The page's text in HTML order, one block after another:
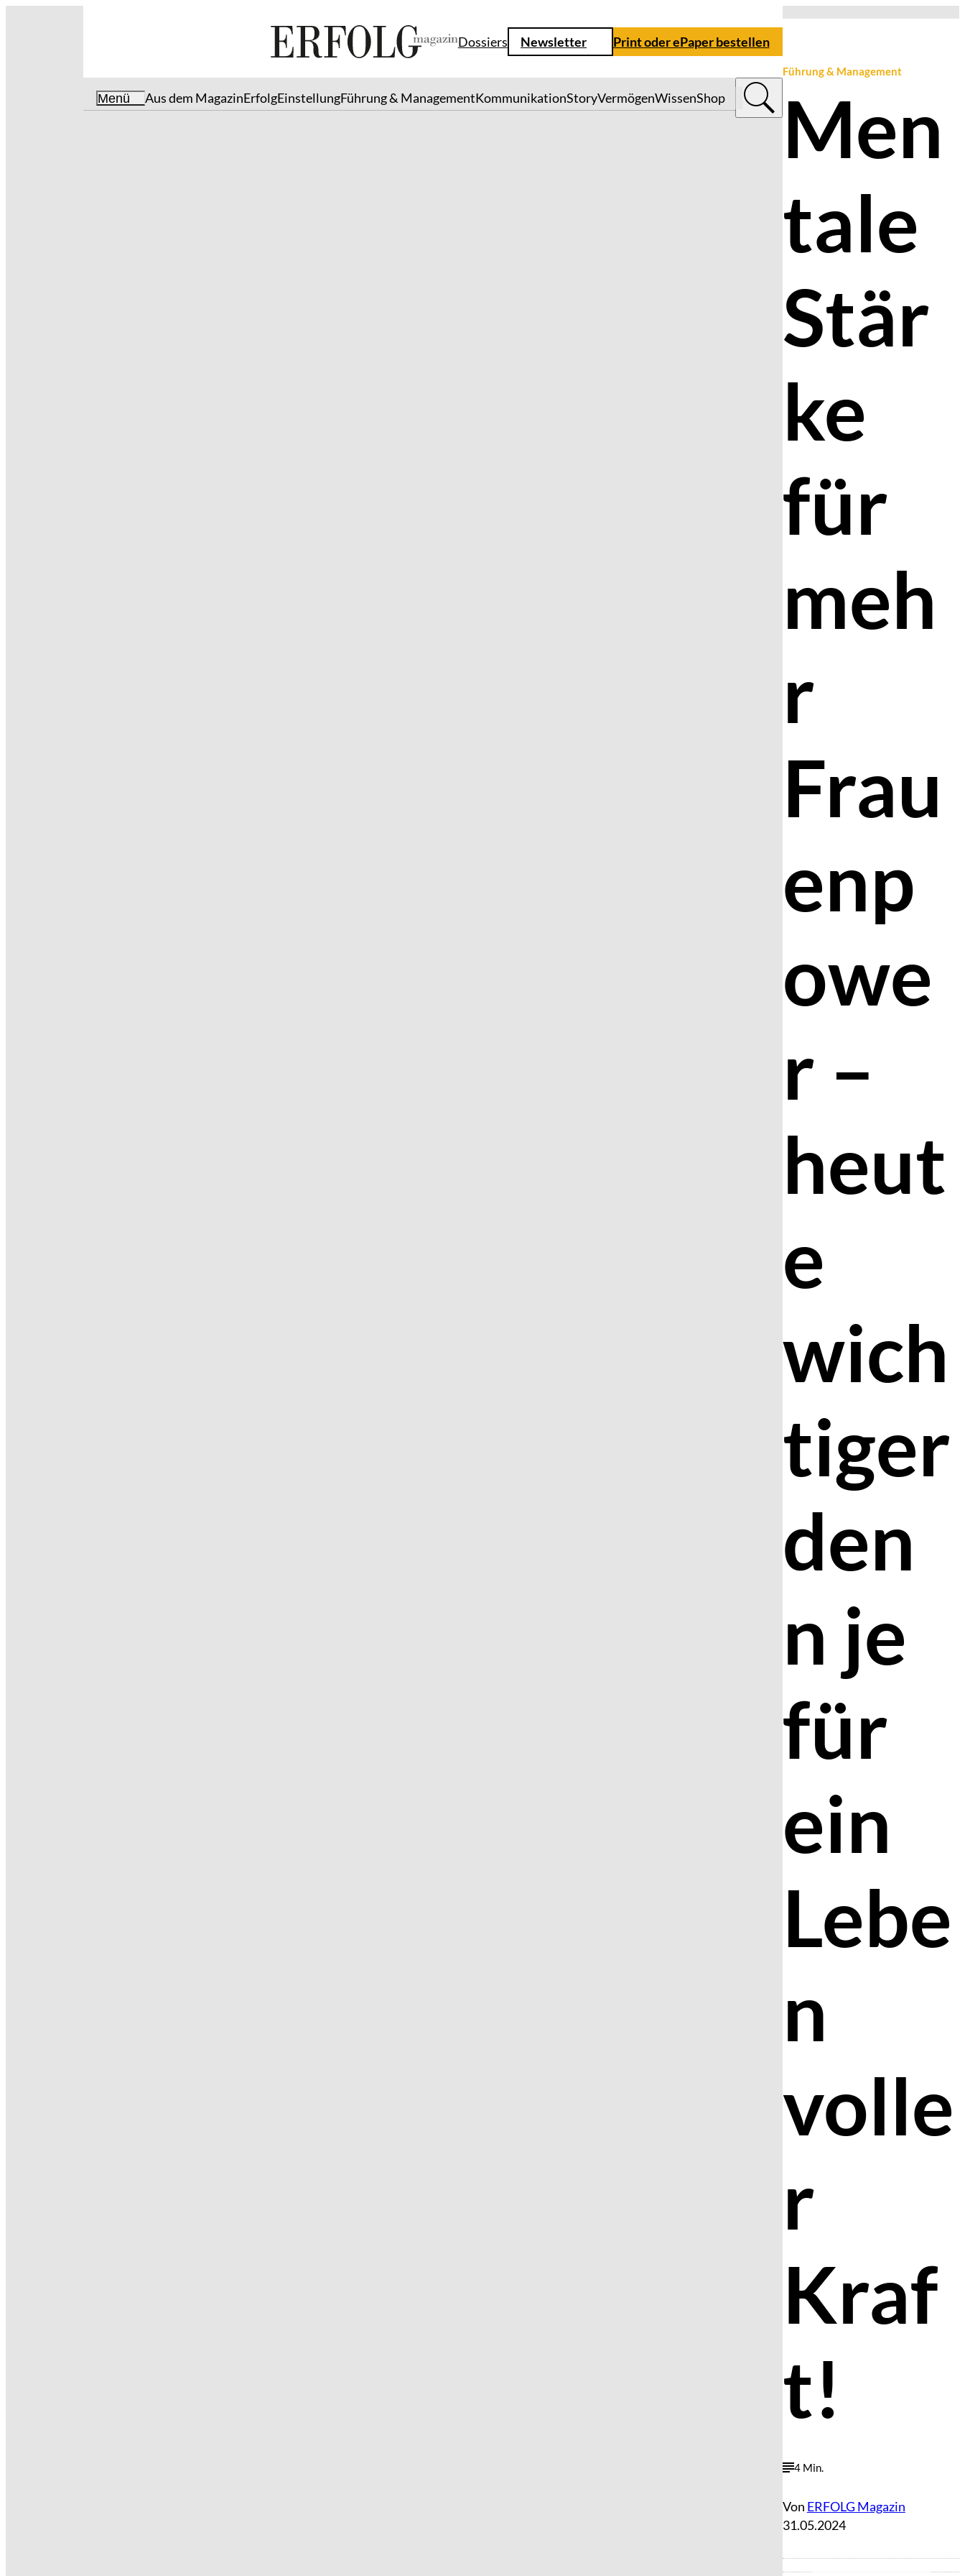
Dossiers Newsletter Print oder ePaper bestellen
Menü Aus dem MagazinErfolgEinstellungFührung & ManagementKommunikationStoryVermögenWissenShop
Führung & Management
Men
tale
Stär
ke
für
meh
r
Frau
enp
owe
r –
heut
e
wich
tiger
den
n je
für
ein
Lebe
n
volle
r
Kraf
t!
4 Min.
Von ERFOLG Magazin
31.05.2024